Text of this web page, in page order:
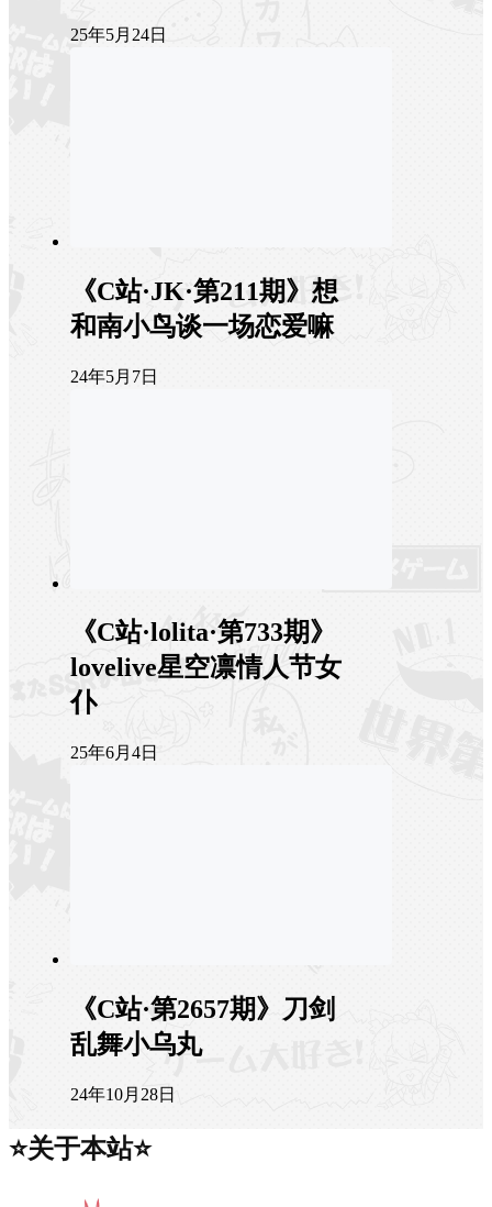
25年5月24日
《C站·JK·第211期》想
和南小鸟谈一场恋爱嘛
24年5月7日
《C站·lolita·第733期》
lovelive星空凛情人节女
仆
25年6月4日
《C站·第2657期》刀剑
乱舞小乌丸
24年10月28日
⭐关于本站⭐